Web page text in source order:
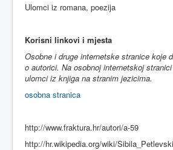
Ulomci iz romana, poezija
Korisni linkovi i mjesta
Osobne i druge internetske stranice koje
o autorici. Na osobnoj internetskoj
ulomci iz knjiga na stranim jezicima.
osobna stranica
http://www.fraktura.hr/autori/a-59
http://hr.wikipedia.org/wiki/Sibila_Petlevski